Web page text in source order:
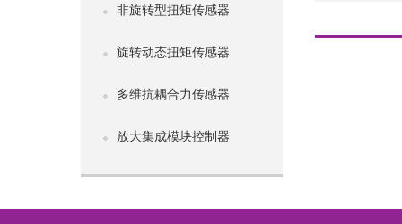
非旋转型扭矩传感器
旋转动态扭矩传感器
多维抗耦合力传感器
放大集成模块控制器